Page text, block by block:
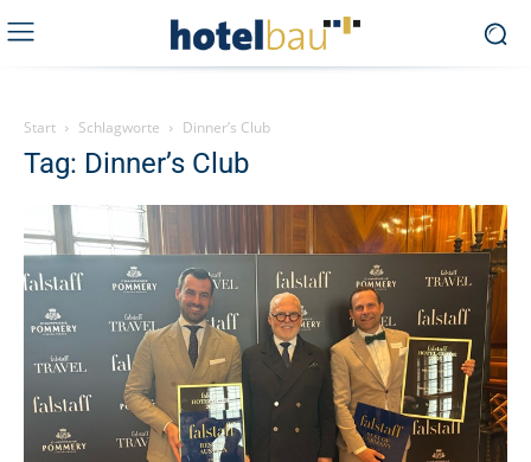
Start Schlagworte Dinner’s Club
Tag: Dinner’s Club